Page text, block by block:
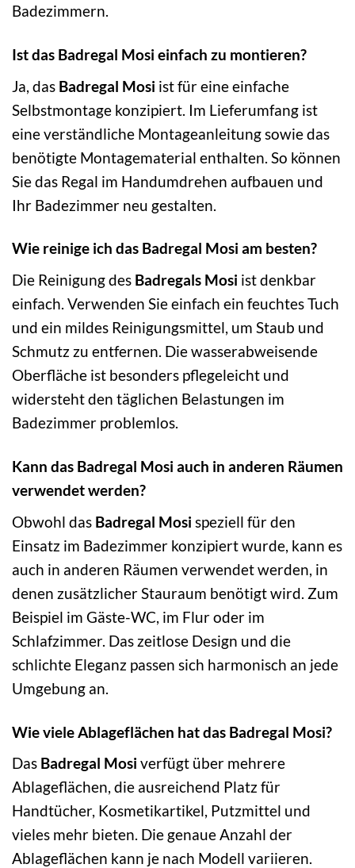
Badezimmern.
Ist das Badregal Mosi einfach zu montieren?
Ja, das Badregal Mosi ist für eine einfache
Selbstmontage konzipiert. Im Lieferumfang ist
eine verständliche Montageanleitung sowie das
benötigte Montagematerial enthalten. So können
Sie das Regal im Handumdrehen aufbauen und
Ihr Badezimmer neu gestalten.
Wie reinige ich das Badregal Mosi am besten?
Die Reinigung des Badregals Mosi ist denkbar
einfach. Verwenden Sie einfach ein feuchtes Tuch
und ein mildes Reinigungsmittel, um Staub und
Schmutz zu entfernen. Die wasserabweisende
Oberfläche ist besonders pflegeleicht und
widersteht den täglichen Belastungen im
Badezimmer problemlos.
Kann das Badregal Mosi auch in anderen Räumen
verwendet werden?
Obwohl das Badregal Mosi speziell für den
Einsatz im Badezimmer konzipiert wurde, kann es
auch in anderen Räumen verwendet werden, in
denen zusätzlicher Stauraum benötigt wird. Zum
Beispiel im Gäste-WC, im Flur oder im
Schlafzimmer. Das zeitlose Design und die
schlichte Eleganz passen sich harmonisch an jede
Umgebung an.
Wie viele Ablageflächen hat das Badregal Mosi?
Das Badregal Mosi verfügt über mehrere
Ablageflächen, die ausreichend Platz für
Handtücher, Kosmetikartikel, Putzmittel und
vieles mehr bieten. Die genaue Anzahl der
Ablageflächen kann je nach Modell variieren.